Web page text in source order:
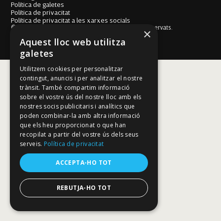
Política de galetes
Política de privacitat
Política de privacitat a les xarxes socials
© Fundació Mallorca Literària 2026. Tots els drets reservats.
Disseny i desenvolupament web BESTALDE STUDIO
×
Aquest lloc web utilitza
galetes
Utilitzem cookies per personalitzar
contingut, anuncis i per analitzar el nostre
trànsit. També compartim informació
sobre el vostre ús del nostre lloc amb els
nostres socis publicitaris i analítics que
poden combinar-la amb altra informació
que els heu proporcionat o que han
recopilat a partir del vostre ús dels seus
serveis. Política de privacitat
ACCEPTA-HO TOT
REBUTJA-HO TOT